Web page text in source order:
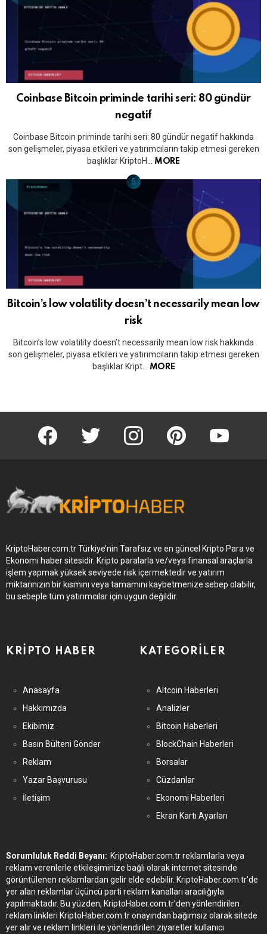
Coinbase Bitcoin priminde tarihi seri: 80 gündür
negatif
Coinbase Bitcoin priminde tarihi seri: 80 gündür negatif hakkında
son gelişmeler, piyasa etkileri ve yatırımcıların takip etmesi gereken
başlıklar KriptoH…
MORE
Bitcoin’s low volatility doesn’t necessarily mean low
risk
Bitcoin’s low volatility doesn’t necessarily mean low risk hakkında
son gelişmeler, piyasa etkileri ve yatırımcıların takip etmesi gereken
başlıklar Kript… MORE
KriptoHaber Facebook
KriptoHaber TwitterKriptoHaber Instagram
pinterest KriptoHaber
KriptoHaber.com.tr Türkiye’nin Tarafsız ve en güncel Kripto Para ve
Ekonomi haber sitesidir. Kripto paralarla ve/veya finansal araçlarla
işlem yapmak yüksek seviyede risk içermektedir ve yatırım
miktarınızın bir kısmını veya tamamını kaybetmenize sebep olabilir,
bu sebeple tüm yatırımcılar için uygun değildir.
KRIPTO HABER
Anasayfa
Hakkımızda
Ekibimiz
Basın Bülteni Gönder
Reklam
Yazar Başvurusu
İletişim
KATEGORILER
Altcoin Haberleri
Analizler
Bitcoin Haberleri
BlockChain Haberleri
Borsalar
Cüzdanlar
Ekonomi Haberleri
Ekran Kartı Ayarları
Sorumluluk Reddi Beyanı: KriptoHaber.com.tr reklamlarla veya
reklam verenlerle etkileşiminize bağlı olarak internet sitesinde
görüntülenen reklamlardan gelir elde edebilir. KriptoHaber.com.tr’de
yer alan reklamlar üçüncü parti reklam kanalları aracılığıyla
yapılmaktadır. Bu yüzden, KriptoHaber.com.tr’den yönlendirilen
reklam linkleri KriptoHaber.com.tr onayından bağımsız olarak sitede
yer alır ve reklam linkleri ile yönlendirilen ziyaretler kullanıcı